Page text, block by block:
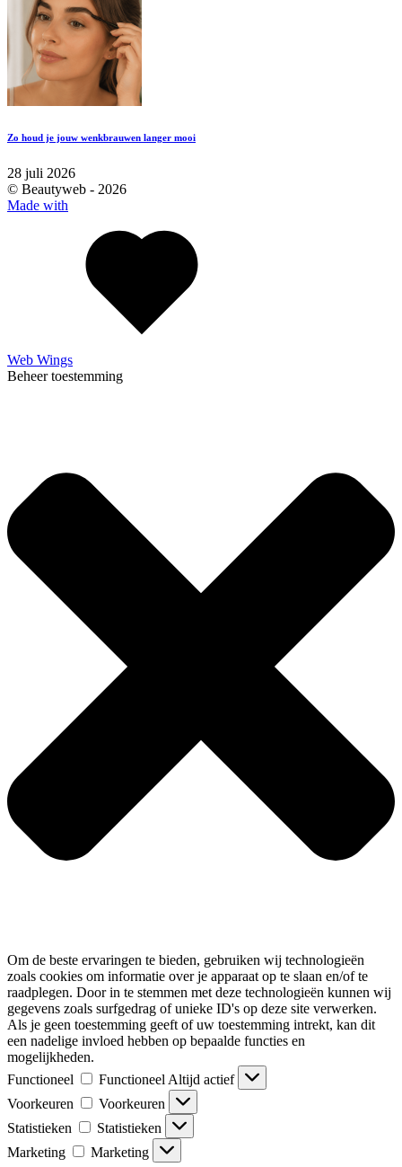
Zo houd je jouw wenkbrauwen langer mooi
28 juli 2026
© Beautyweb - 2026
Made with
Web Wings
Beheer toestemming
Om de beste ervaringen te bieden, gebruiken wij technologieën
zoals cookies om informatie over je apparaat op te slaan en/of te
raadplegen. Door in te stemmen met deze technologieën kunnen wij
gegevens zoals surfgedrag of unieke ID's op deze site verwerken.
Als je geen toestemming geeft of uw toestemming intrekt, kan dit
een nadelige invloed hebben op bepaalde functies en
mogelijkheden.
Functioneel
Functioneel Altijd actief
Voorkeuren
Voorkeuren
Statistieken
Statistieken
Marketing
Marketing